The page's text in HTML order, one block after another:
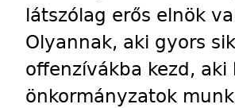
látszólag erős elnök
Olyannak, aki gyors
offenzívákba kezd,
önkormányzatok